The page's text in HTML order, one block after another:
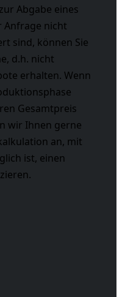
Abgabe eines
Anfrage nicht
sind, können Sie
d.h. nicht
erhalten. Wenn
Gesamtpreis
wir Ihnen gerne
an, mit
ist, einen